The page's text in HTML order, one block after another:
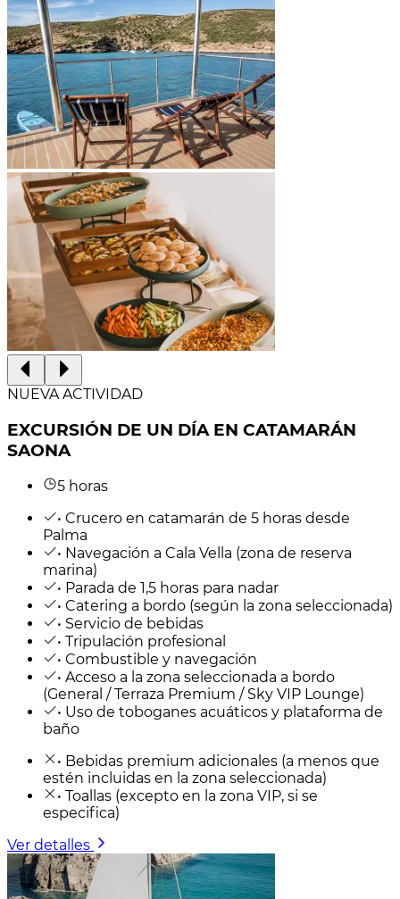
NUEVA ACTIVIDAD
EXCURSIÓN DE UN DÍA EN CATAMARÁN
SAONA
5 horas
• Crucero en catamarán de 5 horas desde
Palma
• Navegación a Cala Vella (zona de reserva
marina)
• Parada de 1,5 horas para nadar
• Catering a bordo (según la zona seleccionada)
• Servicio de bebidas
• Tripulación profesional
• Combustible y navegación
• Acceso a la zona seleccionada a bordo
(General / Terraza Premium / Sky VIP Lounge)
• Uso de toboganes acuáticos y plataforma de
baño
• Bebidas premium adicionales (a menos que
estén incluidas en la zona seleccionada)
• Toallas (excepto en la zona VIP, si se
especifica)
Ver detalles